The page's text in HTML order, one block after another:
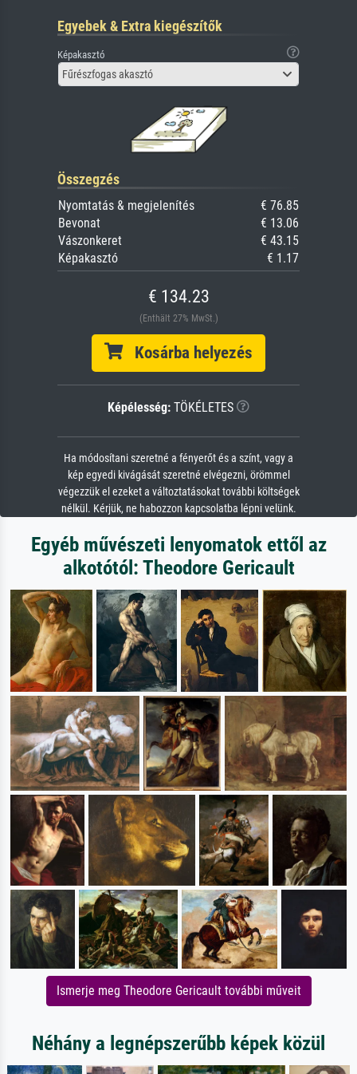
Egyebek & Extra kiegészítők
Képakasztó
Fűrészfogas akasztó
Összegzés
Nyomtatás & megjelenítés
€ 76.85
Bevonat
€ 13.06
Vászonkeret
€ 43.15
Képakasztó
€ 1.17
€ 134.23
(Enthält 27% MwSt.)
Kosárba helyezés
Képélesség: TÖKÉLETES
Ha módosítani szeretné a fényerőt és a színt, vagy a
kép egyedi kivágását szeretné elvégezni, örömmel
végezzük el ezeket a változtatásokat további költségek
nélkül. Kérjük, ne habozzon kapcsolatba lépni velünk.
Egyéb művészeti lenyomatok ettől az
alkotótól: Theodore Gericault
Ismerje meg Theodore Gericault további műveit
Néhány a legnépszerűbb képek közül